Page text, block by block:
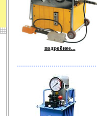
подробнее...